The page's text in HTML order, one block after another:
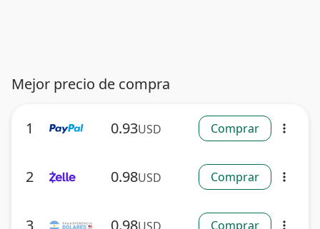
Mejor precio de compra
1 0.93USD Comprar more_vert
2 0.98USD Comprar more_vert
3 0.98 Comprar more_vert